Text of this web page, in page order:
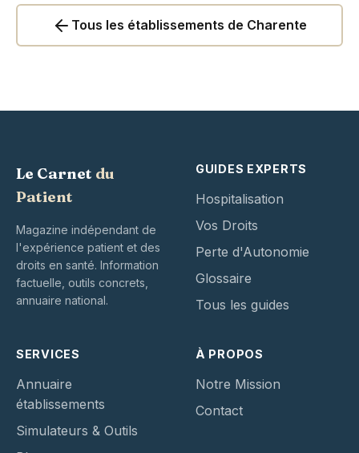
Tous les établissements de Charente
Le Carnet du
Patient
Magazine indépendant de
l'expérience patient et des
droits en santé. Information
factuelle, outils concrets,
annuaire national.
GUIDES EXPERTS
Hospitalisation
Vos Droits
Perte d'Autonomie
Glossaire
Tous les guides
SERVICES
Annuaire
établissements
Simulateurs & Outils
À PROPOS
Notre Mission
Contact